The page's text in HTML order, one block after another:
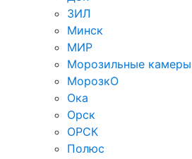
ЗИЛ
Минск
МИР
Морозильные камеры
МорозкО
Ока
Орск
ОРСК
Полюс